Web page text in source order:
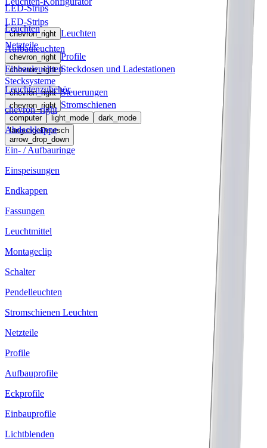
LED-Strips
chevron_right Leuchten
Netzteile
chevron_right Profile
chevron_right Steckdosen und Ladestationen
Stecksysteme
chevron_right Steuerungen
chevron_right Stromschienen
computer light_mode
dark_mode
languageDeutsch
arrow_drop_down
LED-Strips
Leuchten
Aufbauleuchten
Einbauleuchten
Leuchtenzubehör
chevron_right
Abdeckkappe
Ein- / Aufbauringe
Einspeisungen
Endkappen
Fassungen
Leuchtmittel
Montageclip
Schalter
Pendelleuchten
Stromschienen Leuchten
Netzteile
Profile
Aufbauprofile
Eckprofile
Einbauprofile
Lichtblenden